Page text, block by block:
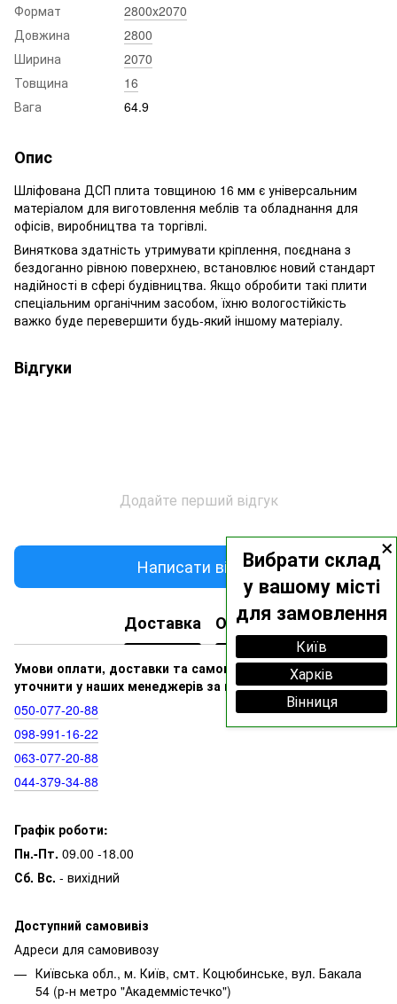
×
Вибрати склад
у вашому місті
для замовлення
Київ
Харків
Вінниця
Формат
2800x2070
Довжина
2800
Ширина
2070
Товщина
16
Вага
64.9
Опис
Шліфована ДСП плита товщиною 16 мм є універсальним
матеріалом для виготовлення меблів та обладнання для
офісів, виробництва та торгівлі.
Виняткова здатність утримувати кріплення, поєднана з
бездоганно рівною поверхнею, встановлює новий стандарт
надійності в сфері будівництва. Якщо обробити такі плити
спеціальним органічним засобом, їхню вологостійкість
важко буде перевершити будь-який іншому матеріалу.
Відгуки
Додайте перший відгук
Написати відгук
Доставка Оплата
Умови оплати, доставки та самовивозу ви можете
уточнити у наших менеджерів за номерами:
050‑077‑20‑88
098‑991‑16‑22
063‑077‑20‑88
044‑379‑34‑88
Графік роботи:
Пн.-Пт. 09.00 -18.00
Сб. Вс. - вихідний
Доступний самовивіз
Адреси для самовивозу
Київська обл., м. Київ, смт. Коцюбинське, вул. Бакала
54 (р-н метро "Академмістечко")